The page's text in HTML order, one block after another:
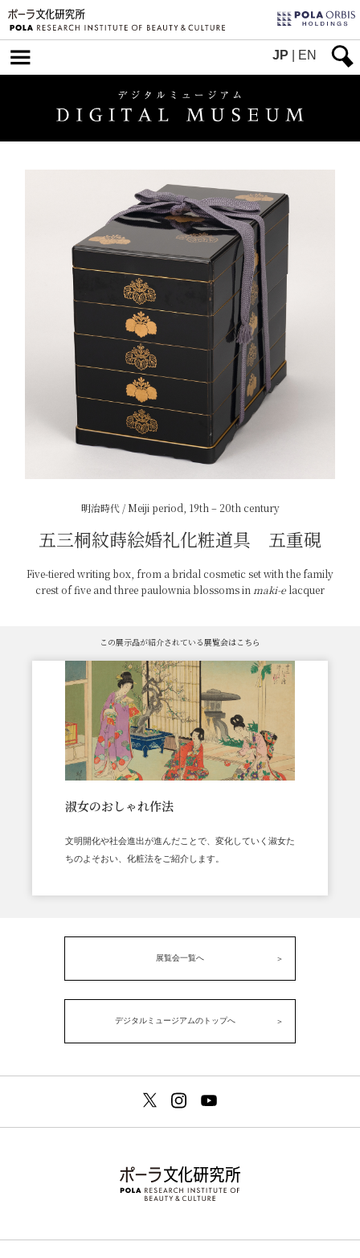
JP EN
明治時代 / Meiji period, 19th – 20th century
五三桐紋蒔絵婚礼化粧道具 五重硯
Five-tiered writing box, from a bridal cosmetic set with the family
crest of five and three paulownia blossoms in maki-e lacquer
この展示品が紹介されている展覧会はこちら
淑女のおしゃれ作法
文明開化や社会進出が進んだことで、変化していく淑女た
ちのよそおい、化粧法をご紹介します。
展覧会一覧へ
デジタルミュージアムのトップへ